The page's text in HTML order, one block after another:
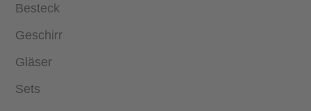
Besteck
Geschirr
Gläser
Sets